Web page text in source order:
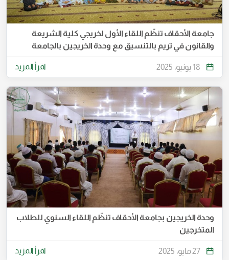
جامعة الأحقاف تنظّم اللقاء الأول لخريجي كلية الشريعة
والقانون في تريم بالتنسيق مع وحدة الخريجين بالجامعة
18 يونيو، 2025 اقرأ المزيد
وحدة الخريجين بجامعة الأحقاف تنظّم اللقاء السنوي للطلاب
المتخرجين
27 مايو، 2025 اقرأ المزيد